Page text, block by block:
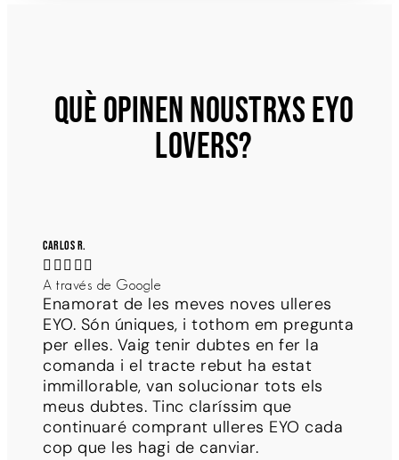
QUÈ OPINEN NOUSTRXS EYO
LOVERS?
Carlos R.
    
A través de Google
Enamorat de les meves noves ulleres
EYO. Són úniques, i tothom em pregunta
per elles. Vaig tenir dubtes en fer la
comanda i el tracte rebut ha estat
immillorable, van solucionar tots els
meus dubtes. Tinc claríssim que
continuaré comprant ulleres EYO cada
cop que les hagi de canviar.